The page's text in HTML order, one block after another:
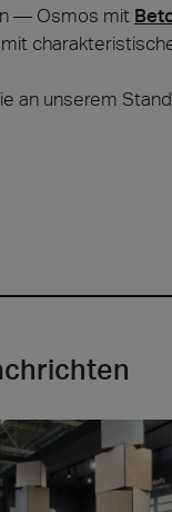
Wir
der
— Osmos mit
an unserem